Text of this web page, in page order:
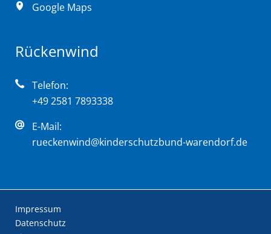
Google Maps
Rückenwind
Telefon:
+49 2581 7893338
E-Mail:
rueckenwind@kinderschutzbund-warendorf.de
Navigation
überspringen
Impressum
Datenschutz